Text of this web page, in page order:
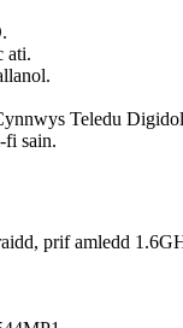
ati.
Teledu
fi sain.
prif amledd